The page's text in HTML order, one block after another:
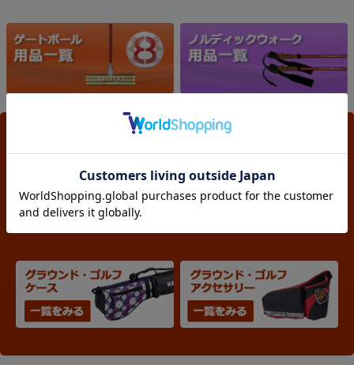
おすすめグラウンド・ゴルフ商品カテゴリー